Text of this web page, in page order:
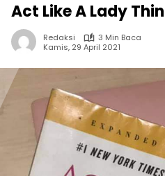
Act Like A Lady
Redaksi
3 Min Baca
Kamis, 29 April 2021